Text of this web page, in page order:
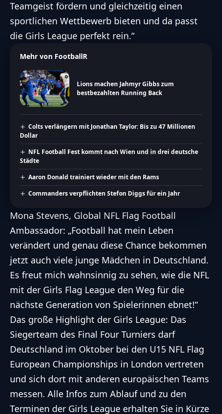
i
e
o
Teamgeist fördern und gleichzeitig einen
sportlichen Wettbewerb bieten und da passt
die Girls League perfekt rein.“
Mehr von FootballR
Lions machen Jahmyr Gibbs zum
bestbezahlten Running Back
Colts verlängern mit Jonathan Taylor: Bis zu 47 Millionen
Dollar
NFL Football Fest kommt nach Wien und in drei deutsche
Städte
Aaron Donald trainiert wieder mit den Rams
Commanders verpflichten Stefon Diggs für ein Jahr
Mona Stevens, Global NFL Flag Football
Ambassador: „Football hat mein Leben
verändert und genau diese Chance bekommen
jetzt auch viele junge Mädchen in Deutschland.
Es freut mich wahnsinnig zu sehen, wie die NFL
mit der Girls Flag League den Weg für die
nächste Generation von Spielerinnen ebnet!“
Das große Highlight der Girls League: Das
Siegerteam des Final Four Turniers darf
Deutschland im Oktober bei den U15 NFL Flag
European Championships in London vertreten
und sich dort mit anderen europäischen Teams
messen. Alle Infos zum Ablauf und zu den
Terminen der Girls League erhalten Sie in Kürze